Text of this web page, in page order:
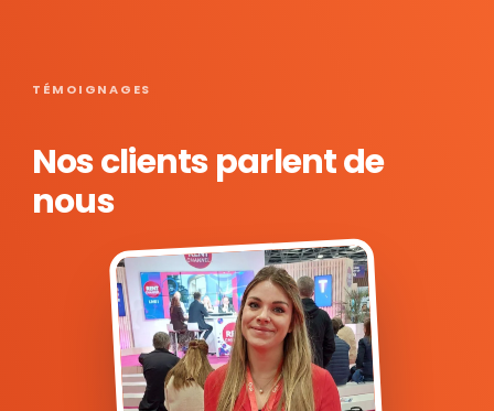
TÉMOIGNAGES
Nos clients parlent de
nous